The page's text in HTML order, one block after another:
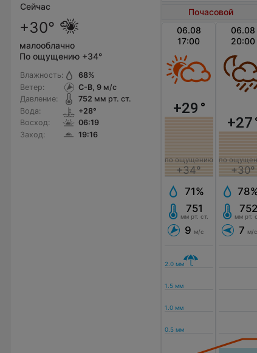
Сейчас
+30°
малооблачно
По ощущению +34°
Влажность:
Ветер:
Давление:
Вода:
Восход:
Заход:
68%
С-В, 9м/с
752 мм рт. ст.
+28°
06:19
19:16
Почасовой
06.08
17:00
+29 °
по ощущению
+34°
71%
751
мм рт. ст.
9 м/с
06.08
20:00
+27
по
+30°
752
мм рт.
7 м/с